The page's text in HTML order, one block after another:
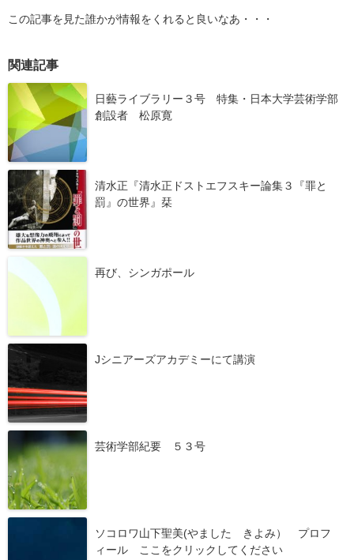
この記事を見た誰かが情報をくれると良いなあ・・・
関連記事
日藝ライブラリー３号 特集・日本大学芸術学部
創設者 松原寛
清水正『清水正ドストエフスキー論集３『罪と
罰』の世界』栞
再び、シンガポール
Jシニアーズアカデミーにて講演
芸術学部紀要 ５３号
ソコロワ山下聖美(やました きよみ） プロフ
ィール ここをクリックしてください